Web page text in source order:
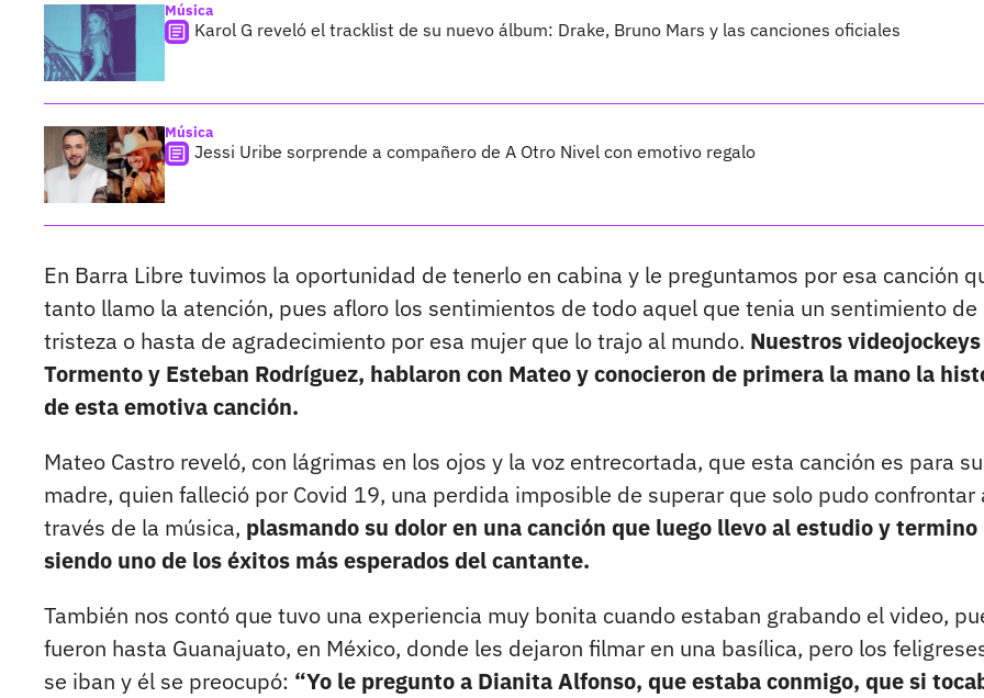
Música
Karol G reveló el tracklist de su nuevo álbum: Drake, Bruno Mars y las canciones oficiales
Música
Jessi Uribe sorprende a compañero de A Otro Nivel con emotivo regalo
En Barra Libre tuvimos la oportunidad de tenerlo en cabina y le preguntamos por esa canción
tanto llamo la atención, pues afloro los sentimientos de todo aquel que tenia un sentimiento de
tristeza o hasta de agradecimiento por esa mujer que lo trajo al mundo. Nuestros videojockeys
Tormento y Esteban Rodríguez, hablaron con Mateo y conocieron de primera la mano la
de esta emotiva canción.
Mateo Castro reveló, con lágrimas en los ojos y la voz entrecortada, que esta canción es para su
madre, quien falleció por Covid 19, una perdida imposible de superar que solo pudo confrontar
través de la música, plasmando su dolor en una canción que luego llevo al estudio y termino
siendo uno de los éxitos más esperados del cantante.
También nos contó que tuvo una experiencia muy bonita cuando estaban grabando el video,
fueron hasta Guanajuato, en México, donde les dejaron filmar en una basílica, pero los
se iban y él se preocupó: “Yo le pregunto a Dianita Alfonso, que estaba conmigo, que si